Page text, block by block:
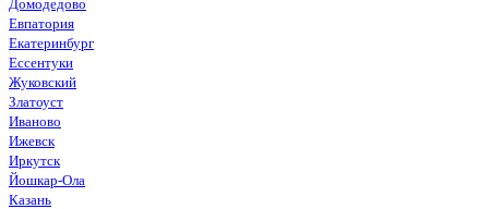
Домодедово
Евпатория
Екатеринбург
Ессентуки
Жуковский
Златоуст
Иваново
Ижевск
Иркутск
Йошкар-Ола
Казань